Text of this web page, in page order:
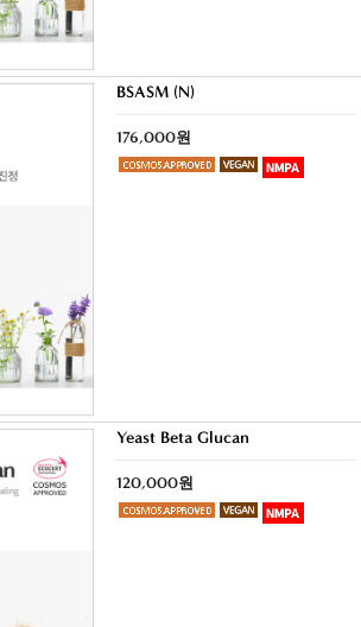
BSASM (N)
176,000원
Yeast Beta Glucan
120,000원